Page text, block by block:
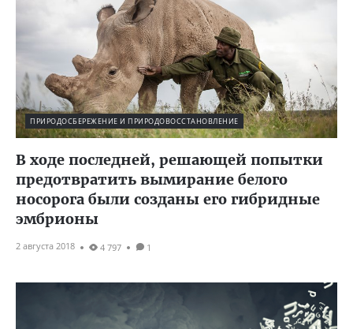
ПРИРОДОСБЕРЕЖЕНИЕ И ПРИРОДОВОССТАНОВЛЕНИЕ
В ходе последней, решающей попытки
предотвратить вымирание белого
носорога были созданы его гибридные
эмбрионы
2 августа 2018 4 797 1